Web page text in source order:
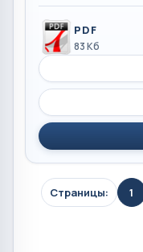
PDF
83 Кб
Страницы: 1